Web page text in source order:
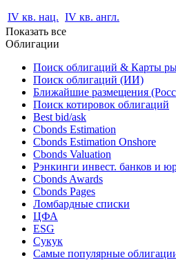
IV кв. нац. IV кв. англ.
Показать все
Облигации
Поиск облигаций & Карты
Поиск облигаций (ИИ)
Ближайшие размещения
Поиск котировок облигаций
Best bid/ask
Cbonds Estimation
Cbonds Estimation Onshore
Cbonds Valuation
Рэнкинги инвест. банков и
Cbonds Awards
Cbonds Pages
Ломбардные списки
ЦФА
ESG
Сукук
Самые популярные